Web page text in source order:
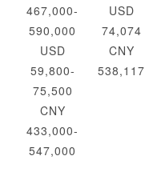
467,000-
590,000
USD
59,800-
75,500
CNY
433,000-
547,000
USD
74,074
CNY
538,117